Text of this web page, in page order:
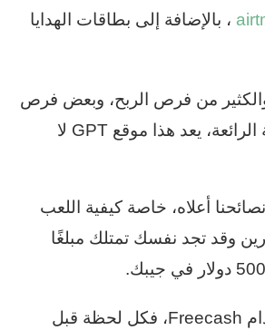
، بالإضافة إلى بطاقات الهدايا
من فرص الربح، وبعض فرص
المكافآت الإضافية الرائعة، يعد هذا موقع GPT لا
أعلاه، خاصة كيفية اللعب
وقد تجد نفسك تمتلك مبلغًا
لا تتأخر في استخدام Freecash، فكل لحظة قبل